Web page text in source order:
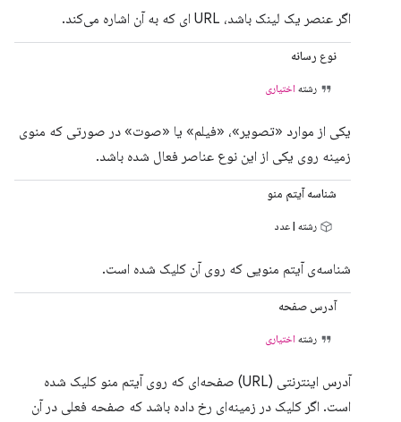
اگر عنصر یک لینک باشد، URL ای که به آن اشاره می‌کند.
نوع رسانه
رشته اختیاری
یکی از موارد «تصویر»، «فیلم» یا «صوت» در صورتی که منوی
زمینه روی یکی از این نوع عناصر فعال شده باشد.
شناسه آیتم منو
رشته | عدد
شناسه‌ی آیتم منویی که روی آن کلیک شده است.
آدرس صفحه
رشته اختیاری
آدرس اینترنتی (URL) صفحه‌ای که روی آیتم منو کلیک شده
است. اگر کلیک در زمینه‌ای رخ داده باشد که صفحه فعلی در آن